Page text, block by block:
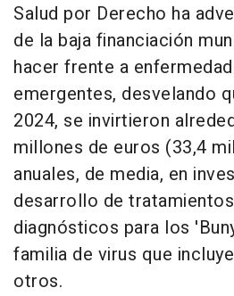
Salud por Derecho ha
de la baja financiación
hacer frente a
emergentes, desvelando
2024, se invirtieron
millones de euros (33,4
anuales, de media, en
desarrollo de
diagnósticos para los
familia de virus que
otros.